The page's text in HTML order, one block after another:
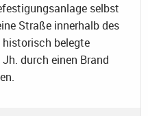
selbst
Straße innerhalb des
belegte
durch einen Brand